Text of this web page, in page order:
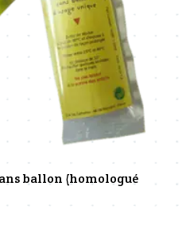
ballon (homologué